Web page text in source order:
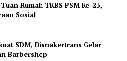
Rumah TKBS PSM Ke-23,
Sosial
SDM, Disnakertrans Gelar
Barbershop